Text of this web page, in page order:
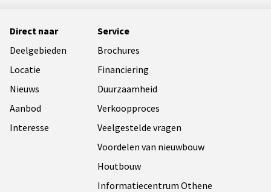
Direct naar
Deelgebieden
Locatie
Nieuws
Aanbod
Interesse
Service
Brochures
Financiering
Duurzaamheid
Verkoopproces
Veelgestelde vragen
Voordelen van nieuwbouw
Houtbouw
Informatiecentrum Othene